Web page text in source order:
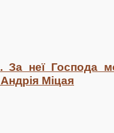
За неї Господа
Міцая